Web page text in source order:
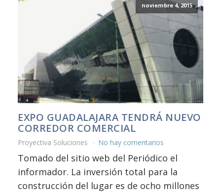
noviembre 4, 2015
EXPO GUADALAJARA TENDRÁ NUEVO
CORREDOR COMERCIAL
Proyectiva Soluciones No hay comentarios
Tomado del sitio web del Periódico el
informador. La inversión total para la
construcción del lugar es de ocho millones